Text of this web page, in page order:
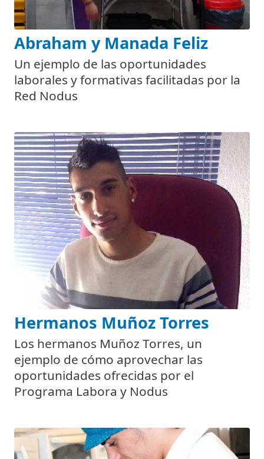
Abraham y Manada Feliz
Un ejemplo de las oportunidades
laborales y formativas facilitadas por la
Red Nodus
Hermanos Muñoz Torres
Los hermanos Muñoz Torres, un
ejemplo de cómo aprovechar las
oportunidades ofrecidas por el
Programa Labora y Nodus